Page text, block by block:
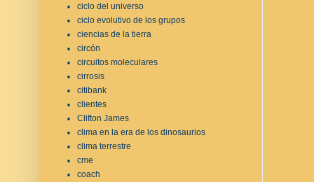
ciclo del universo
ciclo evolutivo de los grupos
ciencias de la tierra
circón
circuitos moleculares
cirrosis
citibank
clientes
Clifton James
clima en la era de los dinosaurios
clima terrestre
cme
coach